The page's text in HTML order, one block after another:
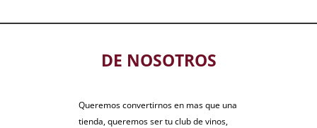
DE NOSOTROS
Queremos convertirnos en mas que una
tienda, queremos ser tu club de vinos,